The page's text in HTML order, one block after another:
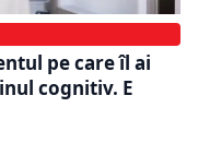
pe care îl ai
cognitiv. E